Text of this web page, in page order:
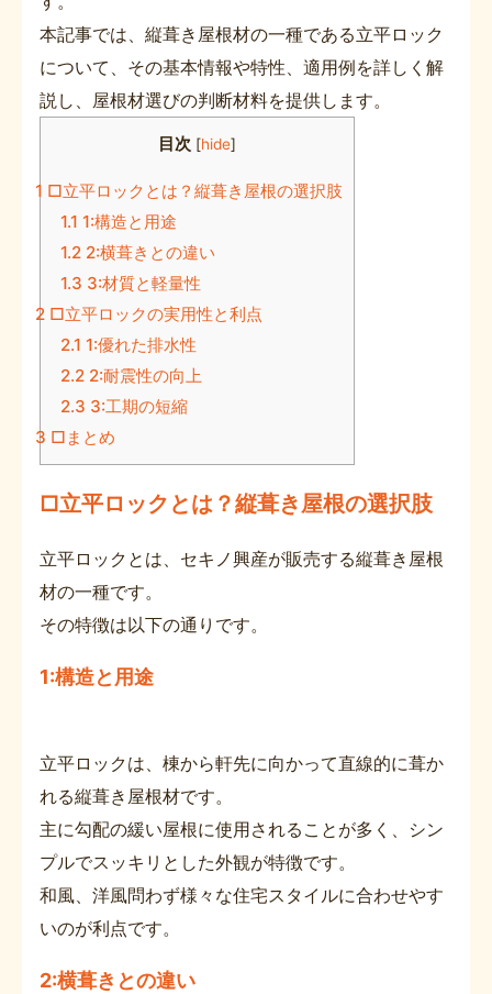
本記事では、縦葺き屋根材の一種である立平ロック
について、その基本情報や特性、適用例を詳しく解
説し、屋根材選びの判断材料を提供します。
目次 [hide]
1 □立平ロックとは？縦葺き屋根の選択肢
1.1 1:構造と用途
1.22:横葺きとの違い
1.3 3:材質と軽量性
2□立平ロックの実用性と利点
2.1 1:優れた排水性
2.22:耐震性の向上
2.3 3:工期の短縮
3 □まとめ
□立平ロックとは？縦葺き屋根の選択肢
立平ロックとは、セキノ興産が販売する縦葺き屋根
材の一種です。
その特徴は以下の通りです。
1:構造と用途
立平ロックは、棟から軒先に向かって直線的に葺か
れる縦葺き屋根材です。
主に勾配の緩い屋根に使用されることが多く、シン
プルでスッキリとした外観が特徴です。
和風、洋風問わず様々な住宅スタイルに合わせやす
いのが利点です。
2:横葺きとの違い